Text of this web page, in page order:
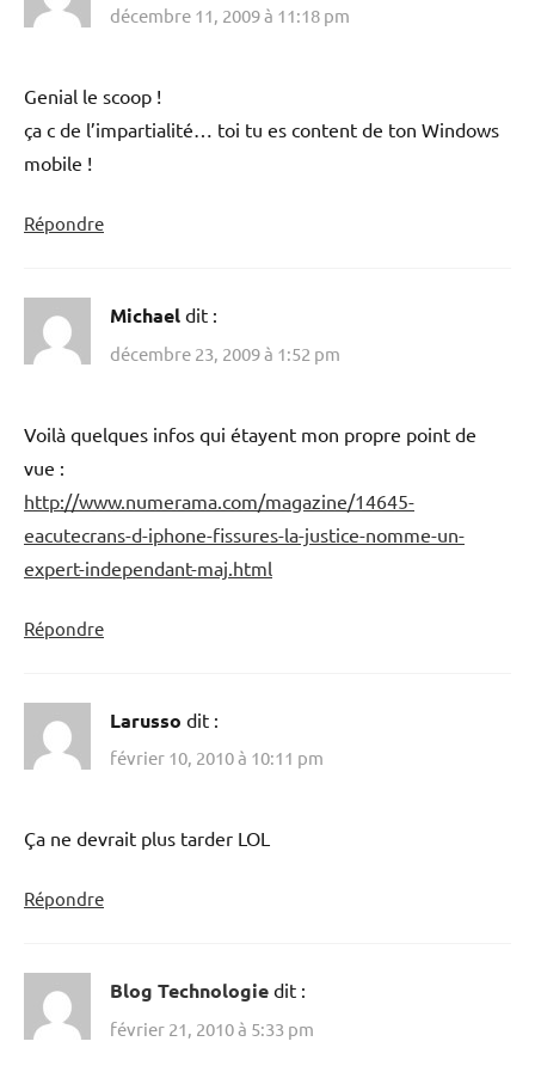
décembre 11, 2009 à 11:18 pm
Genial le scoop !
ça c de l’impartialité… toi tu es content de ton Windows
mobile !
Répondre
Michael dit :
décembre 23, 2009 à 1:52 pm
Voilà quelques infos qui étayent mon propre point de
vue :
http://www.numerama.com/magazine/14645-
eacutecrans-d-iphone-fissures-la-justice-nomme-un-
expert-independant-maj.html
Répondre
Larusso dit :
février 10, 2010 à 10:11 pm
Ça ne devrait plus tarder LOL
Répondre
Blog Technologie dit :
février 21, 2010 à 5:33 pm